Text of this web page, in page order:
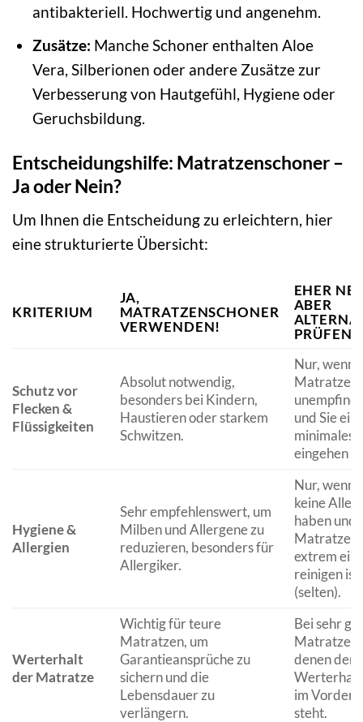
antibakteriell. Hochwertig und angenehm.
Zusätze: Manche Schoner enthalten Aloe
Vera, Silberionen oder andere Zusätze zur
Verbesserung von Hautgefühl, Hygiene oder
Geruchsbildung.
Entscheidungshilfe: Matratzenschoner –
Ja oder Nein?
Um Ihnen die Entscheidung zu erleichtern, hier
eine strukturierte Übersicht:
KRITERIUM
JA,
MATRATZENSCHONER
VERWENDEN!
EHER
ABER
PRÜFEN!
Schutz vor
Flecken &
Flüssigkeiten
Absolut notwendig,
besonders bei Kindern,
Haustieren oder starkem
Schwitzen.
Nur, wenn
Matratze
und Sie ein
minimales
eingehen
Hygiene &
Allergien
Sehr empfehlenswert, um
Milben und Allergene zu
reduzieren, besonders für
Allergiker.
Nur, wenn
keine
haben und
Matratze
extrem
reinigen ist
(selten).
Werterhalt
der Matratze
Wichtig für teure
Matratzen, um
Garantieansprüche zu
sichern und die
Lebensdauer zu
verlängern.
Bei sehr
denen der
Werterhalt
im
steht.